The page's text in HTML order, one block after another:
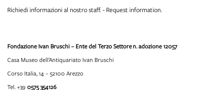
Richiedi informazioni al nostro staff. - Request information.
Fondazione Ivan Bruschi – Ente del Terzo Settoren. adozione 12057
Casa Museo dell’Antiquariato Ivan Bruschi
Corso Italia, 14 – 52100 Arezzo
Tel. +39 0575 354126